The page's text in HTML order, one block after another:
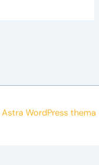
Astra WordPress thema